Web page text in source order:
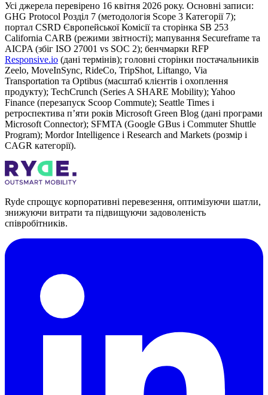
Усі джерела перевірено 16 квітня 2026 року. Основні записи:
GHG Protocol Розділ 7 (методологія Scope 3 Категорії 7);
портал CSRD Європейської Комісії та сторінка SB 253
California CARB (режими звітності); мапування Secureframe та
AICPA (збіг ISO 27001 vs SOC 2); бенчмарки RFP
Responsive.io (дані термінів); головні сторінки постачальників
Zeelo, MoveInSync, RideCo, TripShot, Liftango, Via
Transportation та Optibus (масштаб клієнтів і охоплення
продукту); TechCrunch (Series A SHARE Mobility); Yahoo
Finance (перезапуск Scoop Commute); Seattle Times і
ретроспектива п’яти років Microsoft Green Blog (дані програми
Microsoft Connector); SFMTA (Google GBus і Commuter Shuttle
Program); Mordor Intelligence і Research and Markets (розмір і
CAGR категорії).
Ryde спрощує корпоративні перевезення, оптимізуючи шатли,
знижуючи витрати та підвищуючи задоволеність
співробітників.